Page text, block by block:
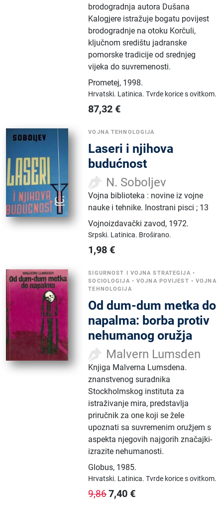
brodogradnja autora Dušana
Kalogjere istražuje bogatu povijest
brodogradnje na otoku Korčuli,
ključnom središtu jadranske
pomorske tradicije od srednjeg
vijeka do suvremenosti.
Prometej, 1998.
Hrvatski. Latinica.Tvrde korice s ovitkom.
87,32 €
VOJNA TEHNOLOGIJA
Laseri i njihova
budućnost
N. Soboljev
Vojna biblioteka : novine iz vojne
nauke i tehnike. Inostrani pisci ; 13
Vojnoizdavački zavod, 1972.
Srpski. Latinica. Broširano.
1,98 €
SIGURNOST I VOJNA STRATEGIJA •
SOCIOLOGIJA •VOJNA POVIJEST •VOJNA
TEHNOLOGIJA
Od dum-dum metka do
napalma: borba protiv
nehumanog oružja
Malvern Lumsden
Knjiga Malverna Lumsdena.
znanstvenog suradnika
Stockholmskog instituta za
istraživanje mira, predstavlja
priručnik za one koji se žele
upoznati sa suvremenim oružjem s
aspekta njegovih najgorih značajki-
izrazite nehumanosti.
Globus, 1985.
Hrvatski. Latinica.Tvrde korice s ovitkom.
9,867,40 €